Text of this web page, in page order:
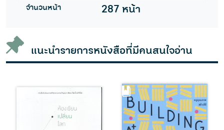
จำนวนหน้า
287 หน้า
แนะนำรายการหนังสือที่มีคนสนใจอ่าน